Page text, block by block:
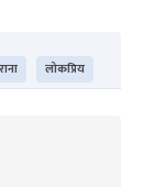
लोकप्रिय